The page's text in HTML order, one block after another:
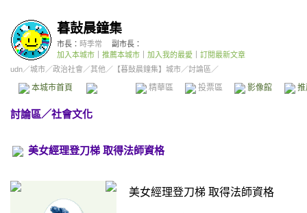
暮鼔晨鐘集
市長： 時季常
副市長：
加入本城市
推薦本城市 加入我的最愛
訂閱最新文章
udn／城市／政治社會 ／其他 ／ 【暮鼔晨鐘集】城市／討論區／
本城市首頁 精華區 投票區 影像館
討論區／社會文化
美女經理登刀梯 取得法師資格
美女經理登刀梯 取得法師資格